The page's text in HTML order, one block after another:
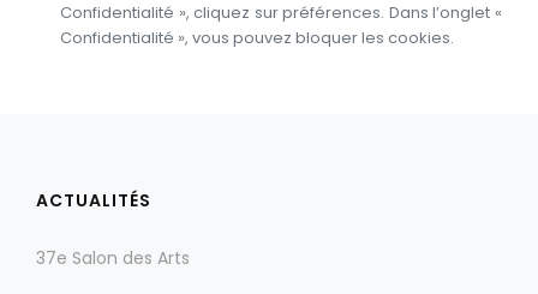
Confidentialité », cliquez sur préférences. Dans l’onglet «
Confidentialité », vous pouvez bloquer les cookies.
ACTUALITÉS
37e Salon des Arts